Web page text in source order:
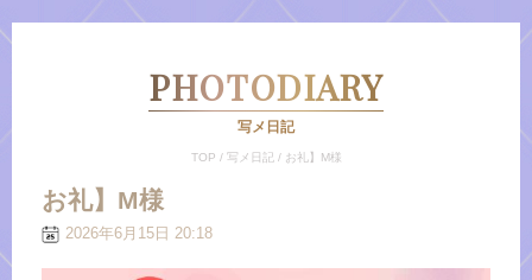
PHOTODIARY
写メ日記
TOP / 写メ日記 / お礼】M様
お礼】M様
2026年6月15日 20:18